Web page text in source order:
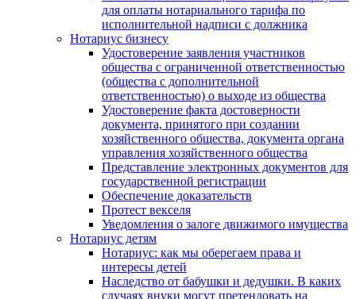
для оплаты нотариального тарифа по
исполнительной надписи с должника
Нотариус бизнесу
Удостоверение заявления участников
общества с ограниченной ответственностью
(общества с дополнительной
ответственностью) о выходе из общества
Удостоверение факта достоверности
документа, принятого при создании
хозяйственного общества, документа органа
управления хозяйственного общества
Представление электронных документов для
государственной регистрации
Обеспечение доказательств
Протест векселя
Уведомления о залоге движимого имущества
Нотариус детям
Нотариус: как мы оберегаем права и
интересы детей
Наследство от бабушки и дедушки. В каких
случаях внуки могут претендовать на